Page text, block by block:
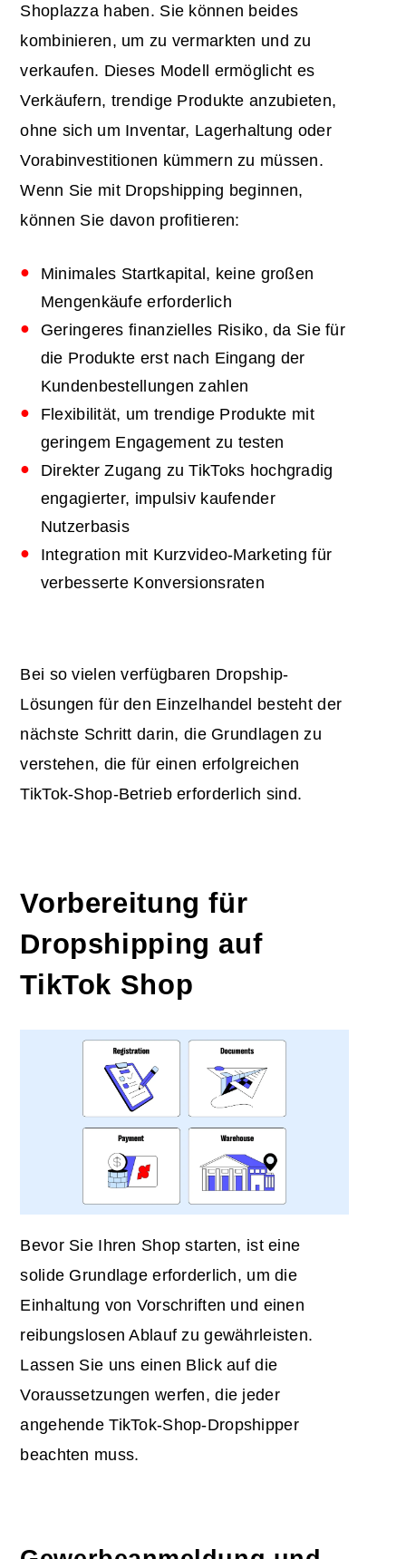
Shoplazza haben. Sie können beides
kombinieren, um zu vermarkten und zu
verkaufen. Dieses Modell ermöglicht es
Verkäufern, trendige Produkte anzubieten,
ohne sich um Inventar, Lagerhaltung oder
Vorabinvestitionen kümmern zu müssen.
Wenn Sie mit Dropshipping beginnen,
können Sie davon profitieren:
Minimales Startkapital, keine großen
Mengenkäufe erforderlich
Geringeres finanzielles Risiko, da Sie für
die Produkte erst nach Eingang der
Kundenbestellungen zahlen
Flexibilität, um trendige Produkte mit
geringem Engagement zu testen
Direkter Zugang zu TikToks hochgradig
engagierter, impulsiv kaufender
Nutzerbasis
Integration mit Kurzvideo-Marketing für
verbesserte Konversionsraten
Bei so vielen verfügbaren Dropship-
Lösungen für den Einzelhandel besteht der
nächste Schritt darin, die Grundlagen zu
verstehen, die für einen erfolgreichen
TikTok-Shop-Betrieb erforderlich sind.
Vorbereitung für
Dropshipping auf
TikTok Shop
Bevor Sie Ihren Shop starten, ist eine
solide Grundlage erforderlich, um die
Einhaltung von Vorschriften und einen
reibungslosen Ablauf zu gewährleisten.
Lassen Sie uns einen Blick auf die
Voraussetzungen werfen, die jeder
angehende TikTok-Shop-Dropshipper
beachten muss.